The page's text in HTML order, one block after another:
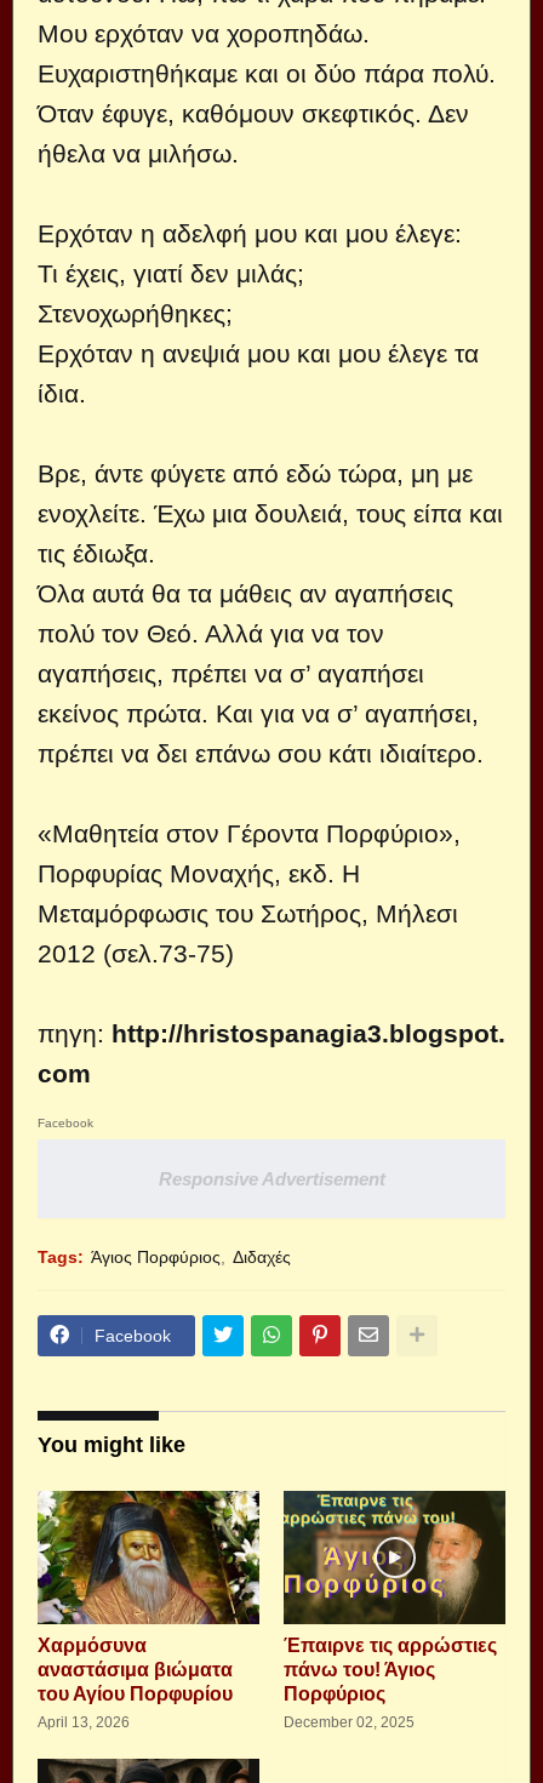
Μου ερχόταν να χοροπηδάω.
Ευχαριστηθήκαμε και οι δύο πάρα πολύ.
Όταν έφυγε, καθόμουν σκεφτικός. Δεν
ήθελα να μιλήσω.
Ερχόταν η αδελφή μου και μου έλεγε:
Τι έχεις, γιατί δεν μιλάς;
Στενοχωρήθηκες;
Ερχόταν η ανεψιά μου και μου έλεγε τα
ίδια.
Βρε, άντε φύγετε από εδώ τώρα, μη με
ενοχλείτε. Έχω μια δουλειά, τους είπα και
τις έδιωξα.
Όλα αυτά θα τα μάθεις αν αγαπήσεις
πολύ τον Θεό. Αλλά για να τον
αγαπήσεις, πρέπει να σ’ αγαπήσει
εκείνος πρώτα. Και για να σ’ αγαπήσει,
πρέπει να δει επάνω σου κάτι ιδιαίτερο.
«Μαθητεία στον Γέροντα Πορφύριο»,
Πορφυρίας Μοναχής, εκδ. Η
Μεταμόρφωσις του Σωτήρος, Μήλεσι
2012 (σελ.73-75)
πηγη: http://hristospanagia3.blogspot.
com
Facebook
Responsive Advertisement
Tags: Άγιος Πορφύριος Διδαχές
Facebook
You might like
Xαρμόσυνα
αναστάσιμα βιώματα
του Αγίου Πορφυρίου
April 13, 2026
Έπαιρνε τις αρρώστιες
πάνω του! Άγιος
Πορφύριος
December 02, 2025